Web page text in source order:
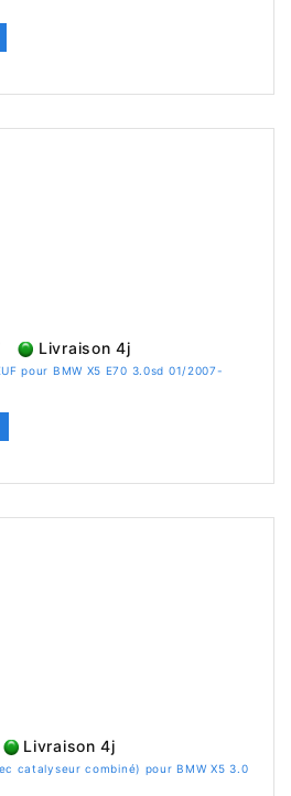
Livraison 4j
pour BMW X5 E70 3.0sd 01/2007-
Livraison 4j
catalyseur combiné) pour BMW X5 3.0